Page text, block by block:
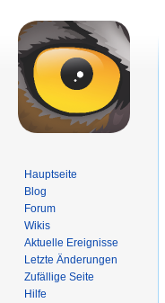
Hauptseite
Blog
Forum
Wikis
Aktuelle Ereignisse
Letzte Änderungen
Zufällige Seite
Hilfe